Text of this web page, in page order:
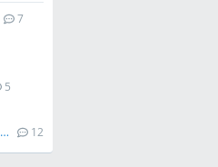
7
5
Prihláška do škôlky pre dieťa, ktoré bude mať 3 roky v novembri 12